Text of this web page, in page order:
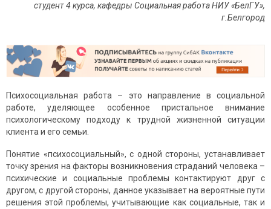
студент 4 курса, кафедры Социальная работа НИУ «БелГУ»,
г.Белгород
Психосоциальная работа – это направление в социальной
работе, уделяющее особенное пристальное внимание
психологическому подходу к трудной жизненной ситуации
клиента и его семьи.
Понятие «психосоциальный», с одной стороны, устанавливает
точку зрения на факторы возникновения страданий человека –
психические и социальные проблемы контактируют друг с
другом, с другой сто­роны, данное указывает на вероятные пути
решения этой проблемы, учитывающие как социальные, так и